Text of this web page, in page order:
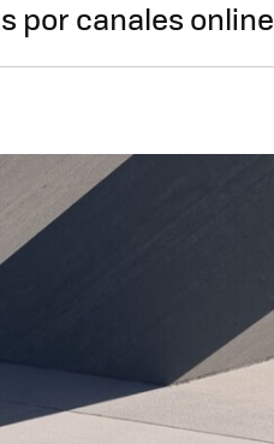
por canales online